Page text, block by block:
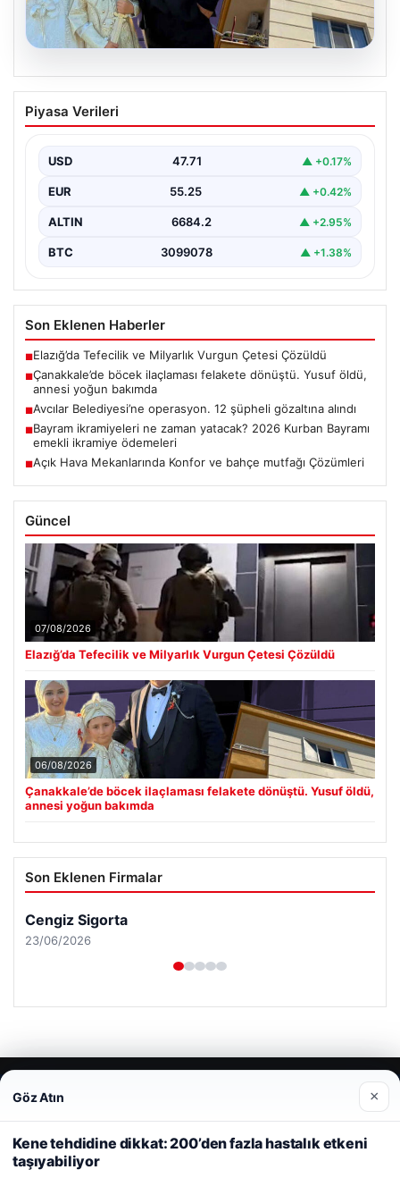
06.08.2026
Çanakkale’de böcek ilaçlaması felakete
dönüştü. Yusuf öldü, annesi yoğun
Piyasa Verileri
USD 47.71 ▲ +0.17%
EUR 55.25 ▲ +0.42%
ALTIN 6684.2 ▲ +2.95%
BTC 3099078 ▲ +1.38%
Son Eklenen Haberler
■Elazığ’da Tefecilik ve Milyarlık Vurgun Çetesi Çözüldü
■Çanakkale’de böcek ilaçlaması felakete dönüştü. Yusuf öldü,
annesi yoğun bakımda
■Avcılar Belediyesi’ne operasyon. 12 şüpheli gözaltına alındı
■Bayram ikramiyeleri ne zaman yatacak? 2026 Kurban Bayramı
emekli ikramiye ödemeleri
■Açık Hava Mekanlarında Konfor ve bahçe mutfağı Çözümleri
Güncel
07/08/2026
Elazığ’da Tefecilik ve Milyarlık Vurgun Çetesi Çözüldü
06/08/2026
Çanakkale’de böcek ilaçlaması felakete dönüştü. Yusuf öldü,
annesi yoğun bakımda
Son Eklenen Firmalar
Cengiz Sigorta
23/06/2026
Web sitemizi nasıl kullandığınızı daha iyi anlayabilmek,
deneyiminizi kişiselleştirmek ve geliştirmek amacıyla çerezler
kullanıyoruz. Çerez Politikamız
Reddet
Göz Atın ×
Kene tehdidine dikkat: 200’den fazla hastalık etkeni
taşıyabiliyor
Yeminli Tercüme Bürosu|Malta Dil Okulu|
lemagrup.com.tr